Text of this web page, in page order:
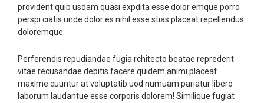
provident quib usdam quasi expdita esse dolor emque porro
perspi ciatis unde dolor es nihil esse stias placeat repellendus
doloremque.
Perferendis repudiandae fugia rchitecto beatae reprederit
vitae recusandae debitis facere quidem animi placeat
maxime cuuntur at voluptatib uod numuam pariatur libero
laborum laudantue esse corporis dolorem! Similique fugiat